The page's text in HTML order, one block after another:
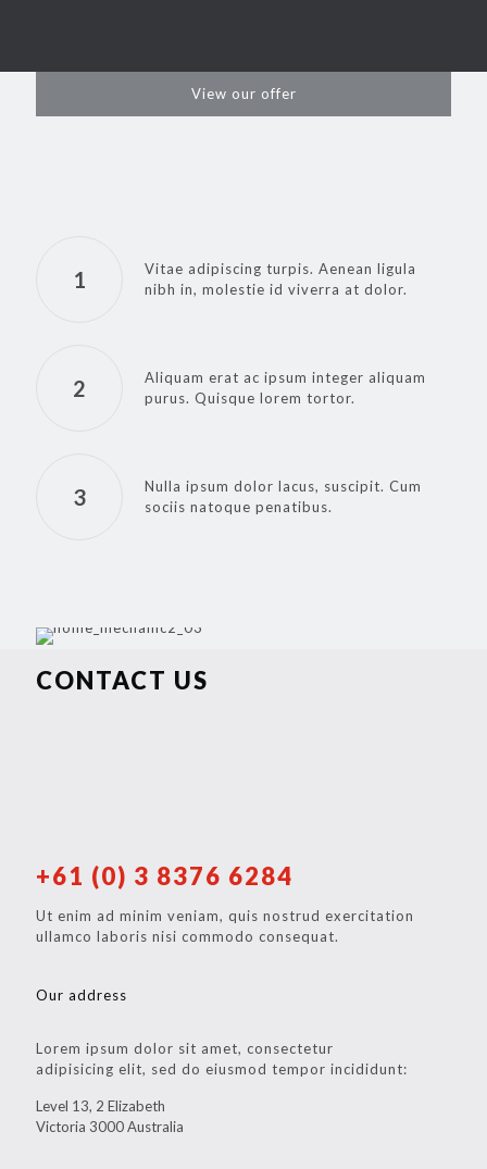
View our offer
1
Vitae adipiscing turpis. Aenean ligula
nibh in, molestie id viverra at dolor.
2
Aliquam erat ac ipsum integer aliquam
purus. Quisque lorem tortor.
3
Nulla ipsum dolor lacus, suscipit. Cum
sociis natoque penatibus.
CONTACT US
+61 (0) 3 8376 6284
Ut enim ad minim veniam, quis nostrud exercitation
ullamco laboris nisi commodo consequat.
Our address
Lorem ipsum dolor sit amet, consectetur
adipisicing elit, sed do eiusmod tempor incididunt:
Level 13, 2 Elizabeth
Victoria 3000 Australia